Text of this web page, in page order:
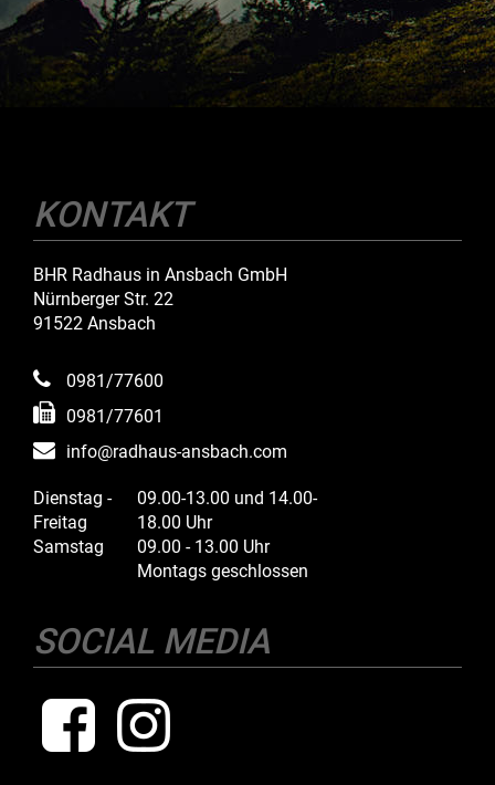
KONTAKT
BHR Radhaus in Ansbach GmbH
Nürnberger Str. 22
91522 Ansbach
0981/77600
0981/77601
info@radhaus-ansbach.com
Dienstag -
Freitag
09.00-13.00 und 14.00-
18.00 Uhr
Samstag
09.00 - 13.00 Uhr
Montags geschlossen
SOCIAL MEDIA